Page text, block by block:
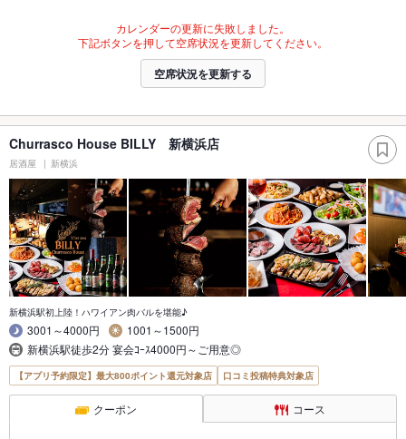
カレンダーの更新に失敗しました。
下記ボタンを押して空席状況を更新してください。
空席状況を更新する
Churrasco House BILLY 新横浜店
居酒屋 新横浜
新横浜駅初上陸！ハワイアン肉バルを堪能♪
3001～4000円
1001～1500円
新横浜駅徒歩2分 宴会ｺｰｽ4000円～ご用意◎
【アプリ予約限定】最大800ポイント還元対象店 口コミ投稿特典対象店
クーポン コース